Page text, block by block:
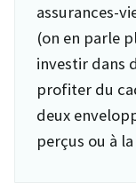
assurances-
(on en parle
investir dans
profiter du
deux
perçus ou à